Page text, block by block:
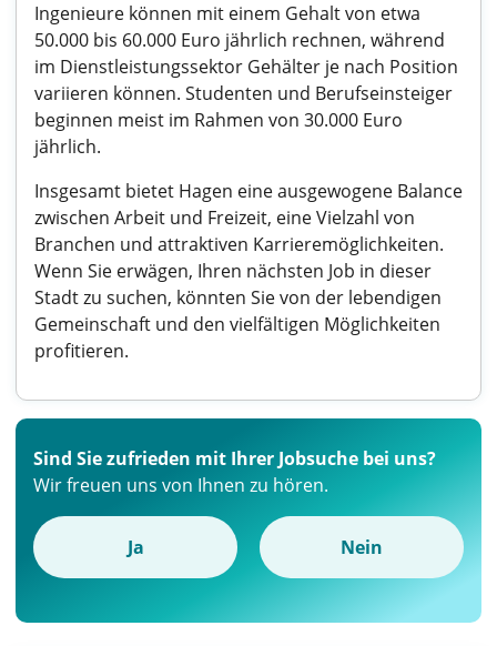
Ingenieure können mit einem Gehalt von etwa
50.000 bis 60.000 Euro jährlich rechnen, während
im Dienstleistungssektor Gehälter je nach Position
variieren können. Studenten und Berufseinsteiger
beginnen meist im Rahmen von 30.000 Euro
jährlich.
Insgesamt bietet Hagen eine ausgewogene Balance
zwischen Arbeit und Freizeit, eine Vielzahl von
Branchen und attraktiven Karrieremöglichkeiten.
Wenn Sie erwägen, Ihren nächsten Job in dieser
Stadt zu suchen, könnten Sie von der lebendigen
Gemeinschaft und den vielfältigen Möglichkeiten
profitieren.
Sind Sie zufrieden mit Ihrer Jobsuche bei uns?
Wir freuen uns von Ihnen zu hören.
Ja Nein